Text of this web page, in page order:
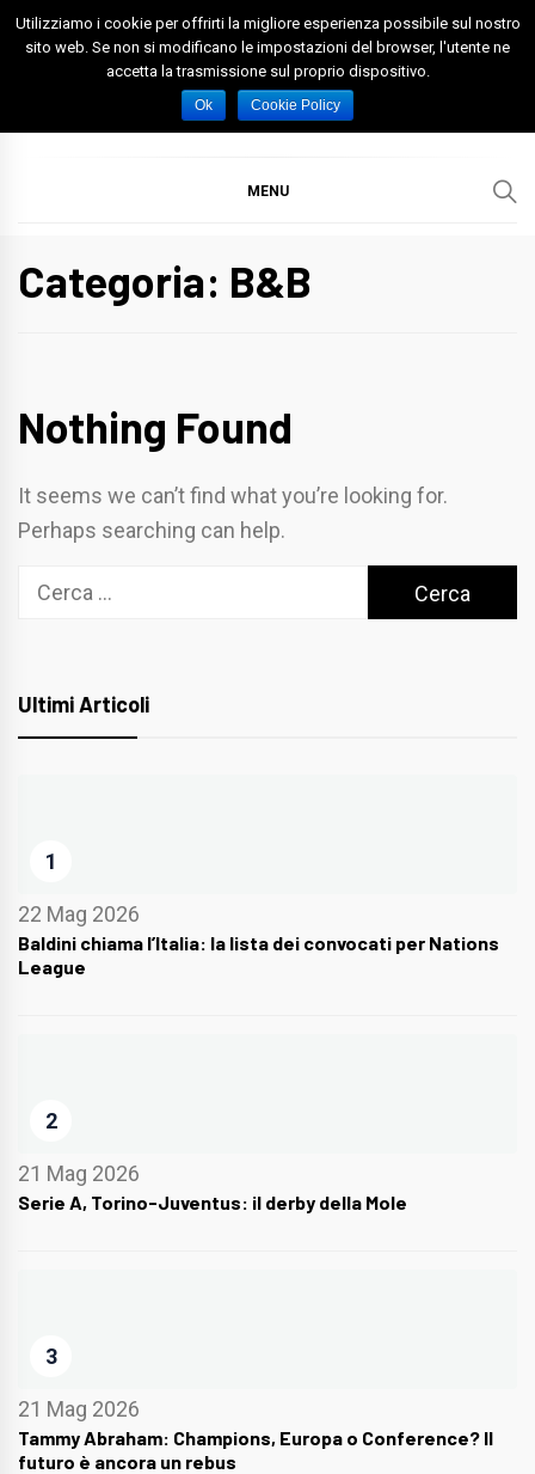
Skip
Spazio Foggia
Foggia News Calcio Eventi e Attività nella Capitanata
MENU
Categoria: B&B
Nothing Found
It seems we can’t find what you’re looking for.
Perhaps searching can help.
Ricerca
Ultimi Articoli
1
22 Mag 2026
Baldini chiama l’Italia: la lista dei convocati per Nations
League
2
21 Mag 2026
Serie A, Torino-Juventus: il derby della Mole
3
21 Mag 2026
Tammy Abraham: Champions, Europa o Conference? Il
futuro è ancora un rebus
Utilizziamo i cookie per offrirti la migliore esperienza possibile sul nostro
sito web. Se non si modificano le impostazioni del browser, l'utente ne
accetta la trasmissione sul proprio dispositivo.
Ok Cookie Policy